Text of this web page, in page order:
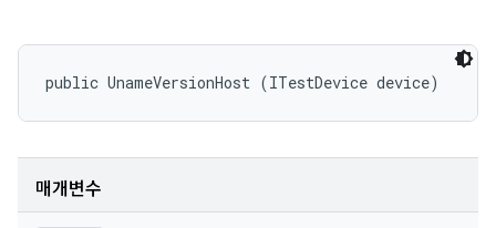
public UnameVersionHost (ITestDevice device)
매개변수